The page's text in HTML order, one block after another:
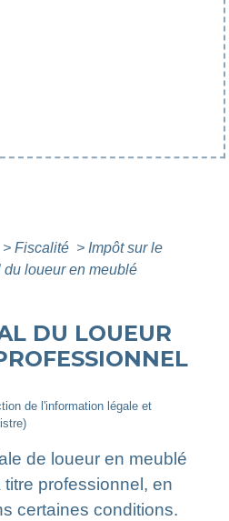
> Fiscalité > Impôt sur le
loueur en meublé
DU LOUEUR
de l'information légale et
de loueur en meublé
professionnel, en
certaines conditions.